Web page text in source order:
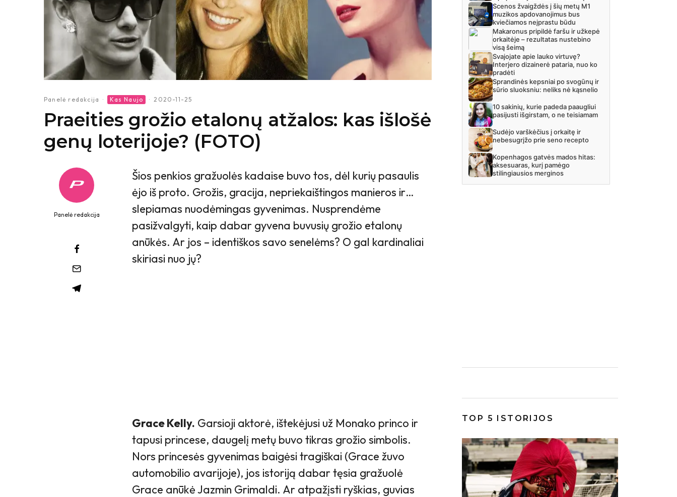
Panelė redakcija · Kas Naujo · 2020-11-25
Praeities grožio etalonų atžalos: kas išlošė
genų loterijoje? (FOTO)
Panelė redakcija
Šios penkios gražuolės kadaise buvo tos, dėl kurių pasaulis
ėjo iš proto. Grožis, gracija, nepriekaištingos manieros ir…
slepiamas nuodėmingas gyvenimas. Nusprendėme
pasižvalgyti, kaip dabar gyvena buvusių grožio etalonų
anūkės. Ar jos – identiškos savo senelėms? O gal kardinaliai
skiriasi nuo jų?
Grace Kelly. Garsioji aktorė, ištekėjusi už Monako princo ir
tapusi princese, daugelį metų buvo tikras grožio simbolis.
Nors princesės gyvenimas baigėsi tragiškai (Grace žuvo
automobilio avarijoje), jos istoriją dabar tęsia gražuolė
Grace anūkė Jazmin Grimaldi. Ar atpažįsti ryškias, guvias
TOP 5 ISTORIJOS